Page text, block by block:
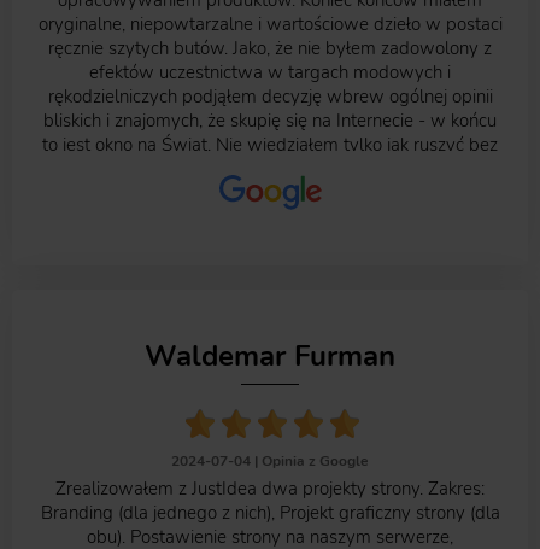
oryginalne, niepowtarzalne i wartościowe dzieło w postaci
ręcznie szytych butów. Jako, że nie byłem zadowolony z
efektów uczestnictwa w targach modowych i
rękodzielniczych podjąłem decyzję wbrew ogólnej opinii
bliskich i znajomych, że skupię się na Internecie - w końcu
to jest okno na Świat. Nie wiedziałem tylko jak ruszyć bez
zaplecza typu profesjonalna strona Internetowa, reklama,
pozycjonowanie etc. Tak więc zacząłem szukać... i
natrafiłem na profil Mateusza. Umówiliśmy się na
kwestie wizerunkowe mojej strony - w końcu to szlachetne
rękodzieło, a nie marka z szamponami w ofercie. Zdaję
sobie sprawę też z tego, że obsługują wiele firm, ale
znalezienie kilku minut na telefon czy napisanie email'la do
redaktorów gazet nie było problemem - a efekt był taki, że
na przestrzeni około 45 dni miałem dzięki temu okazję
udzielić kilku wywiadów jak i pokazać się szerszej
publiczności w reportażach wideo. Jak dla mnie to
Waldemar Furman
2024-07-04 | Opinia z Google
Zrealizowałem z JustIdea dwa projekty strony. Zakres:
Branding (dla jednego z nich), Projekt graficzny strony (dla
obu). Postawienie strony na naszym serwerze,